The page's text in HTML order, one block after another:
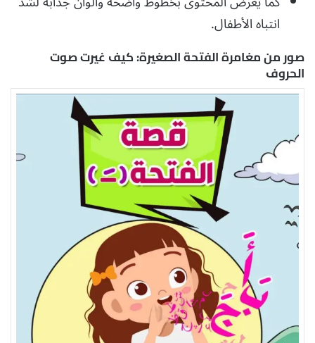
انتباه الأطفال.
صور من مغامرة الفتحة الصغيرة: كيف غيرت صوت
الحروف